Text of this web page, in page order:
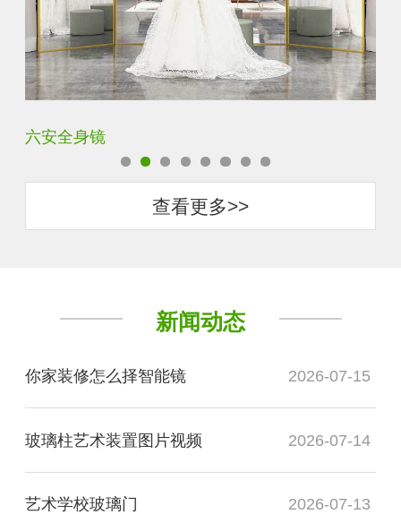
六安全身镜
查看更多>>
新闻动态
你家装修怎么择智能镜 2026-07-15
玻璃柱艺术装置图片视频 2026-07-14
艺术学校玻璃门 2026-07-13